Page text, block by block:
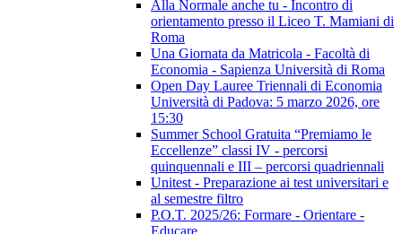
Alla Normale anche tu - Incontro di
orientamento presso il Liceo T. Mamiani di
Roma
Una Giornata da Matricola - Facoltà di
Economia - Sapienza Università di Roma
Open Day Lauree Triennali di Economia
Università di Padova: 5 marzo 2026, ore
15:30
Summer School Gratuita “Premiamo le
Eccellenze” classi IV - percorsi
quinquennali e III – percorsi quadriennali
Unitest - Preparazione ai test universitari e
al semestre filtro
P.O.T. 2025/26: Formare - Orientare -